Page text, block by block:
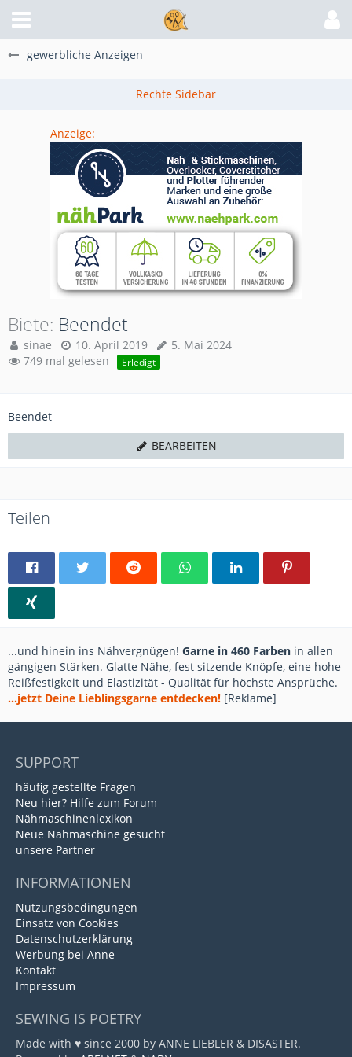
gewerbliche Anzeigen
Anzeige:
Biete Beendet
sinae 10. April 2019
5. Mai 2024
749 mal gelesen
Erledigt
Beendet
BEARBEITEN
Teilen
...und hinein ins Nähvergnügen! Garne in 460 Farben in allen
gängigen Stärken. Glatte Nähe, fest sitzende Knöpfe, eine hohe
Reißfestigkeit und Elastizität - Qualität für höchste Ansprüche.
...jetzt Deine Lieblingsgarne entdecken! [Reklame]
SUPPORT
häufig gestellte Fragen
Neu hier? Hilfe zum Forum
Nähmaschinenlexikon
Neue Nähmaschine gesucht
unsere Partner
INFORMATIONEN
Nutzungsbedingungen
Einsatz von Cookies
Datenschutzerklärung
Werbung bei Anne
Kontakt
Impressum
SEWING IS POETRY
Made with ♥ since 2000 by ANNE LIEBLER & DISASTER.